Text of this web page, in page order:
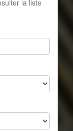
la liste